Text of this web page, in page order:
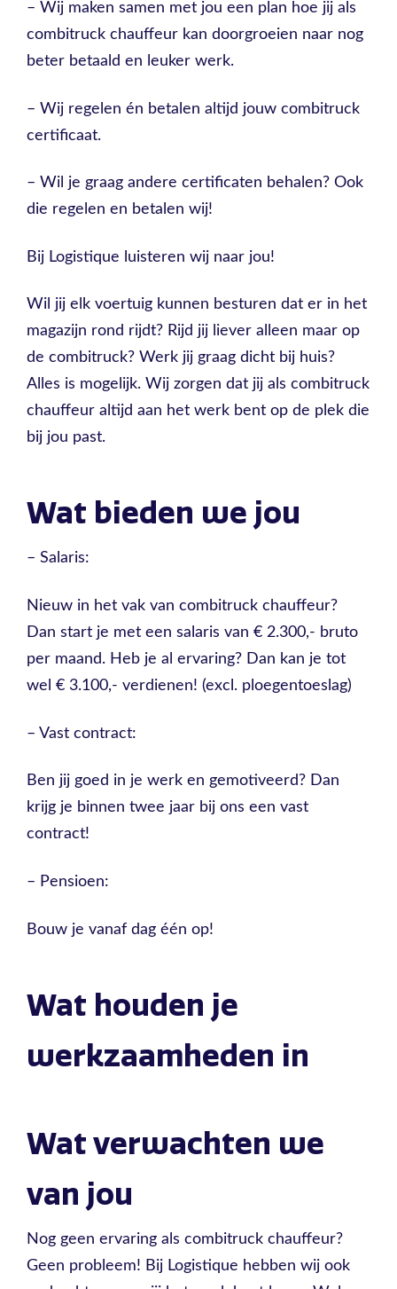
– Wij maken samen met jou een plan hoe jij als
combitruck chauffeur kan doorgroeien naar nog
beter betaald en leuker werk.
– Wij regelen én betalen altijd jouw combitruck
certificaat.
– Wil je graag andere certificaten behalen? Ook
die regelen en betalen wij!
Bij Logistique luisteren wij naar jou!
Wil jij elk voertuig kunnen besturen dat er in het
magazijn rond rijdt? Rijd jij liever alleen maar op
de combitruck? Werk jij graag dicht bij huis?
Alles is mogelijk. Wij zorgen dat jij als combitruck
chauffeur altijd aan het werk bent op de plek die
bij jou past.
Wat bieden we jou
– Salaris:
Nieuw in het vak van combitruck chauffeur?
Dan start je met een salaris van € 2.300,- bruto
per maand. Heb je al ervaring? Dan kan je tot
wel € 3.100,- verdienen! (excl. ploegentoeslag)
– Vast contract:
Ben jij goed in je werk en gemotiveerd? Dan
krijg je binnen twee jaar bij ons een vast
contract!
– Pensioen:
Bouw je vanaf dag één op!
Wat houden je
werkzaamheden in
Wat verwachten we
van jou
Nog geen ervaring als combitruck chauffeur?
Geen probleem! Bij Logistique hebben wij ook